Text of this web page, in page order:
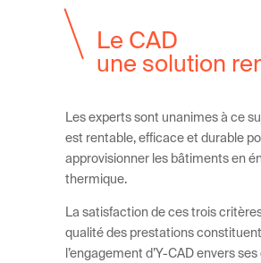
Le CAD
une solution
Les experts sont unanimes à ce
est rentable, efficace et durable
approvisionner les bâtiments en
thermique.
La satisfaction de ces trois
qualité des prestations
l’engagement d’Y-CAD envers